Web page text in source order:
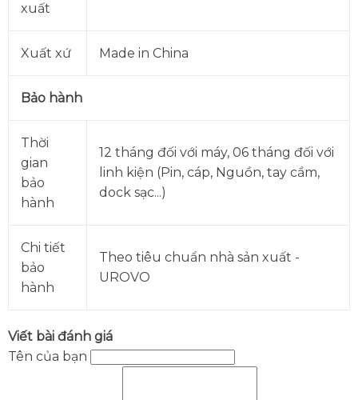
xuất
Xuất xứ Made in China
Bảo hành
Thời
gian
bảo
hành
12 tháng đối với máy, 06 tháng đối với
linh kiện (Pin, cáp, Nguồn, tay cầm,
dock sạc...)
Chi tiết
bảo
hành
Theo tiêu chuẩn nhà sản xuất -
UROVO
Viết bài đánh giá
Tên của bạn